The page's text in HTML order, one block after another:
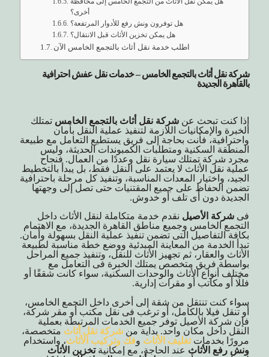
أخرى؟
هل توفرون ونش رفع للأدوار المرتفعة؟
هل يمكن تخزين الأثاث قبل الانتقال؟
اطلب خدمة نقل أثاث بالتجمع الخامس الآن
شركة نقل أثاث بالتجمع الخامس – خدمات نقل عفش احترافية
بالقاهرة الجديدة
إذا كنت تبحث عن شركة نقل أثاث بالتجمع الخامس تمتلك
الخبرة والإمكانيات اللازمة لتنفيذ عملية النقل بأمان
واحترافية، فأنت بحاجة إلى فريق يستطيع التعامل مع طبيعة
المنطقة السكنية ومتطلبات الكمبوندات الحديثة، وليس
مجرد شركة تمتلك سيارة نقل وعددًا من العمال. فنجاح
عملية نقل الأثاث لا يعتمد على النقل فقط، بل يبدأ بالتخطيط
الجيد، واختيار المعدات المناسبة، وتنفيذ كل مرحلة باحترافية
تضمن الحفاظ على جميع المقتنيات حتى تصل إلى وجهتها
الجديدة دون أى تلف أو خدوش.
فى شركة الأصيل نقدم خدمة متكاملة لنقل الأثاث داخل
التجمع الخامس وجميع مناطق القاهرة الجديدة، مع الاهتمام
بكافة التفاصيل التى تضمن تنفيذ عملية النقل بسهولة وأمان.
تبدأ الخدمة من المعاينة المبدئية ووضع خطة مناسبة لطبيعة
الأثاث والعقار، ثم تجهيز الأثاث للنقل، وتنفيذ جميع المراحل
بواسطة فريق متخصص يمتلك الخبرة فى التعامل مع
مختلف أنواع الأثاث والوحدات السكنية، سواء كانت شققًا أو
فللًا أو مكاتب أو مقرات إدارية.
سواء كنت تنتقل من شقة إلى أخرى داخل التجمع الخامس،
أو تنقل فيلا بالكامل، أو ترغب فى نقل مكتب أو مقر شركة،
فإن شركة الأصيل توفر جميع الخدمات المرتبطة بعملية
النقل داخل مكان واحد. بداية من شركة نقل أثاث متخصصة،
مرورًا بخدمات تغليف الأثاث وفك وتركيب الأثاث، واستخدام
ونش رفع الأثاث عند الحاجة، مع إمكانيةتخزين الأثاث